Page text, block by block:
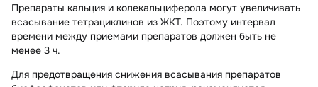
Препараты кальция и колекальциферола могут увеличивать
всасывание тетрациклинов из ЖКТ. Поэтому интервал
времени между приемами препаратов должен быть не
менее 3 ч.
Для предотвращения снижения всасывания препаратов